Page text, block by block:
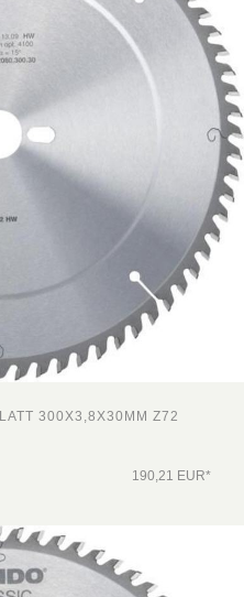
300X3,8X30MM Z72
190,21 EUR*